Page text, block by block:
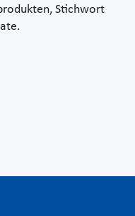
Stichwort